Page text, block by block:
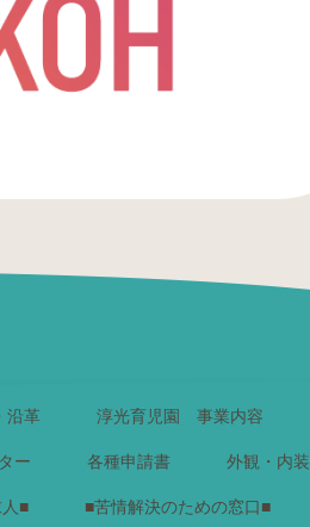
沿革 淳光育児園 事業内容
ー 各種申請書 外観・内装
■ ■苦情解決のための窓口■